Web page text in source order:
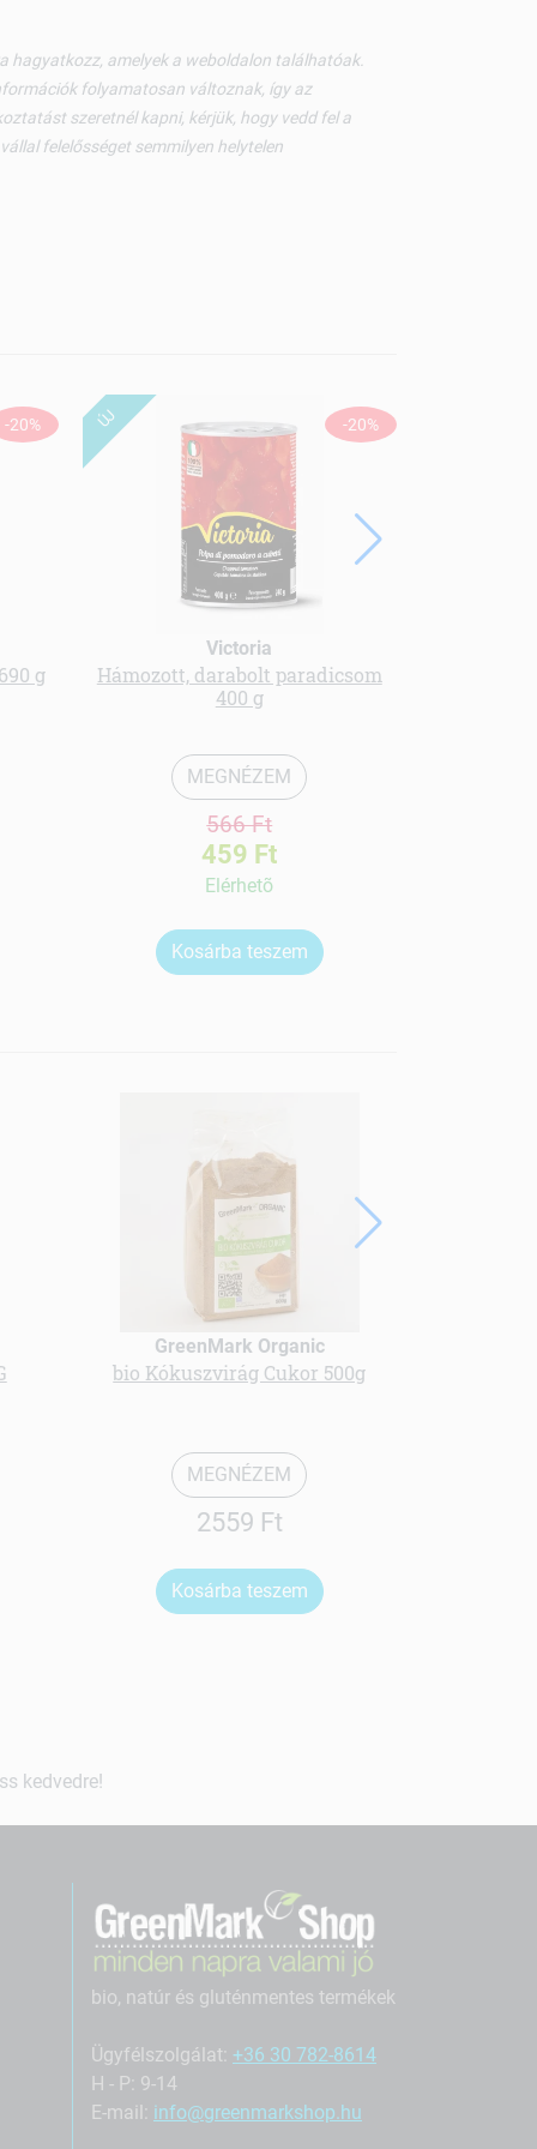
hagyatkozz, amelyek a weboldalon találhatóak.
folyamatosan változnak, így az
szeretnél kapni, kérjük, hogy vedd fel a
felelősséget semmilyen helytelen
-20%
g
-20%
ÚJ
Victoria
Hámozott, darabolt paradicsom
400 g
MEGNÉZEM
566 Ft
459 Ft
Elérhetõ
Kosárba teszem
GreenMark Organic
bio Kókuszvirág Cukor 500g
MEGNÉZEM
2559 Ft
Kosárba teszem
kedvedre!
bio, natúr és gluténmentes termékek
Ügyfélszolgálat: +36 30 782-8614
H - P: 9-14
E-mail: info@greenmarkshop.hu